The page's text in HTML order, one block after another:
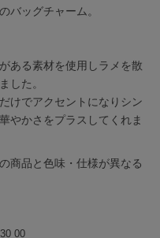
00
バッグチャーム。
ある素材を使用しラメを散
した。
けでアクセントになりシン
やかさをプラスしてくれま
商品と色味・仕様が異なる